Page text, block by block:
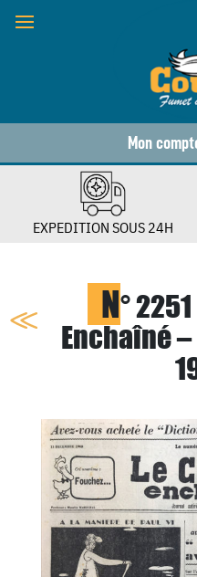
Mon
EXPEDITION SOUS 24H
N°
Enchaîné